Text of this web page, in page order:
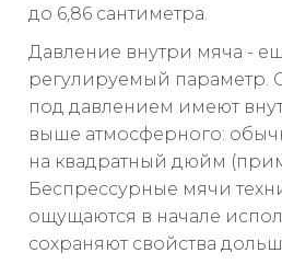
до 6,86 сантиметра.
Давление внутри мяча -
регулируемый параметр.
под давлением имеют
выше атмосферного:
на квадратный дюйм
Беспрессурные мячи
ощущаются в начале
сохраняют свойства